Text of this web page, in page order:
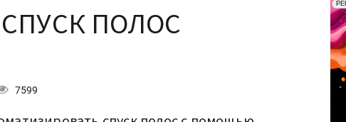
СПУСК ПОЛОС
7599